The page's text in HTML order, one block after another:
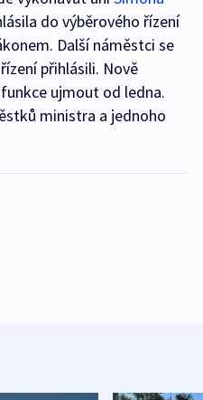
do výběrového řízení
Další náměstci se
přihlásili. Nově
ujmout od ledna.
ministra a jednoho